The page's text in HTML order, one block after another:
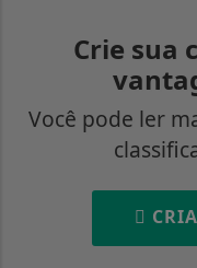
Crie sua
Você pode ler